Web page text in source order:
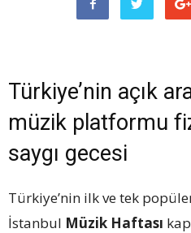
Türkiye’nin açık
müzik platformu
saygı gecesi
Türkiye’nin ilk ve tek
İstanbul Müzik Haftası